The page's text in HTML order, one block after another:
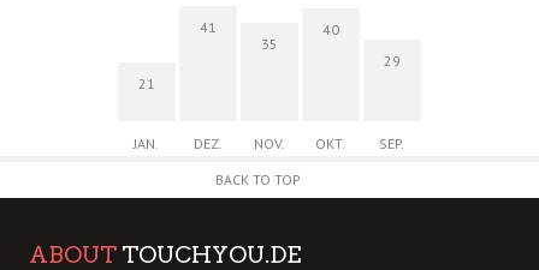
21
JAN.
41
DEZ.
35
NOV.
40
OKT.
29
SEP.
BACK TO TOP
ABOUT TOUCHYOU.DE